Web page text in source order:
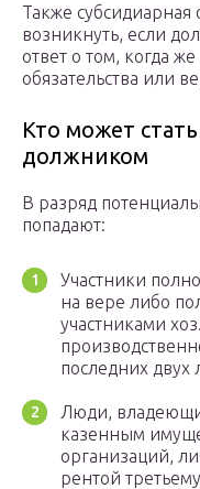
Также субсидиарная
возникнуть, если
ответ о том, когда
обязательства или
Кто может
должником
В разряд
попадают:
Участники
на вере либо
участниками
последних двух
Люди,
казенным
организаций,
рентой